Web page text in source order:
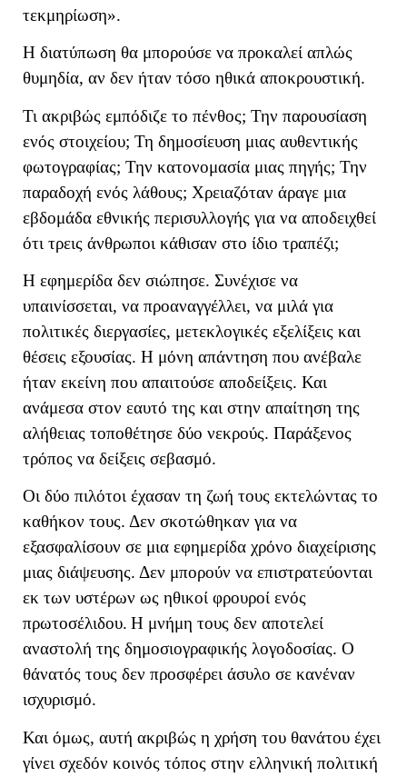
τεκμηρίωση».
Η διατύπωση θα μπορούσε να προκαλεί απλώς
θυμηδία, αν δεν ήταν τόσο ηθικά αποκρουστική.
Τι ακριβώς εμπόδιζε το πένθος; Την παρουσίαση
ενός στοιχείου; Τη δημοσίευση μιας αυθεντικής
φωτογραφίας; Την κατονομασία μιας πηγής; Την
παραδοχή ενός λάθους; Χρειαζόταν άραγε μια
εβδομάδα εθνικής περισυλλογής για να αποδειχθεί
ότι τρεις άνθρωποι κάθισαν στο ίδιο τραπέζι;
Η εφημερίδα δεν σιώπησε. Συνέχισε να
υπαινίσσεται, να προαναγγέλλει, να μιλά για
πολιτικές διεργασίες, μετεκλογικές εξελίξεις και
θέσεις εξουσίας. Η μόνη απάντηση που ανέβαλε
ήταν εκείνη που απαιτούσε αποδείξεις. Και
ανάμεσα στον εαυτό της και στην απαίτηση της
αλήθειας τοποθέτησε δύο νεκρούς. Παράξενος
τρόπος να δείξεις σεβασμό.
Οι δύο πιλότοι έχασαν τη ζωή τους εκτελώντας το
καθήκον τους. Δεν σκοτώθηκαν για να
εξασφαλίσουν σε μια εφημερίδα χρόνο διαχείρισης
μιας διάψευσης. Δεν μπορούν να επιστρατεύονται
εκ των υστέρων ως ηθικοί φρουροί ενός
πρωτοσέλιδου. Η μνήμη τους δεν αποτελεί
αναστολή της δημοσιογραφικής λογοδοσίας. Ο
θάνατός τους δεν προσφέρει άσυλο σε κανέναν
ισχυρισμό.
Και όμως, αυτή ακριβώς η χρήση του θανάτου έχει
γίνει σχεδόν κοινός τόπος στην ελληνική πολιτική